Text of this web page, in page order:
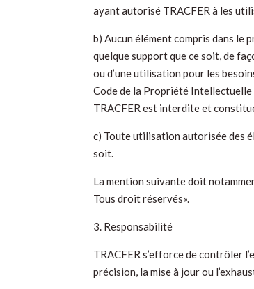
ayant autorisé TRACFER à les
b) Aucun élément compris dans le
quelque support que ce soit, de
ou d’une utilisation pour les
Code de la Propriété
TRACFER est interdite et
c) Toute utilisation autorisée des
soit.
La mention suivante doit
Tous droit réservés».
3. Responsabilité
TRACFER s’efforce de contrôler
précision, la mise à jour ou